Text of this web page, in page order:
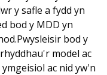
y safle a fydd yn
bod y MDD yn
bod y
model ac
ac nid yw'n